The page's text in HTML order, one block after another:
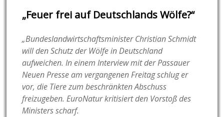
„Feuer frei auf Deutschlands Wölfe?“
„Bundeslandwirtschaftsminister Christian Schmidt
will den Schutz der Wölfe in Deutschland
aufweichen. In einem Interview mit der Passauer
Neuen Presse am vergangenen Freitag schlug er
vor, die Tiere zum beschränkten Abschuss
freizugeben. EuroNatur kritisiert den Vorstoß des
Ministers scharf.